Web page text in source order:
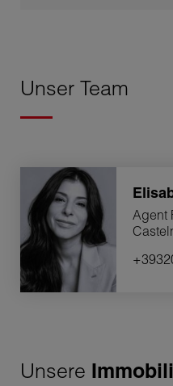
Unser Team
Agent
Unsere